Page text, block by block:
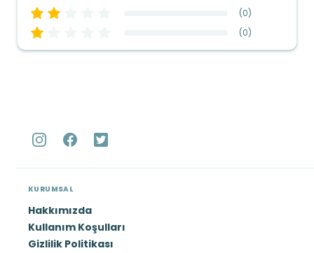
(0)
(0)
KURUMSAL
Hakkımızda
Kullanım Koşulları
Gizlilik Politikası